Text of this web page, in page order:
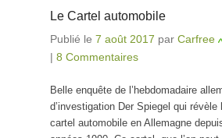
Le Cartel automobile
Publié le 7 août 2017 par Carfree
| 8 Commentaires
Belle enquête de l’hebdomadaire
d’investigation Der Spiegel qui révèle
cartel automobile en Allemagne